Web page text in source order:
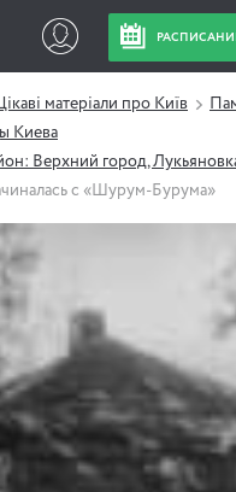
матеріали про Київ
Киева
Верхний город,
с «Шурум-Бурума»